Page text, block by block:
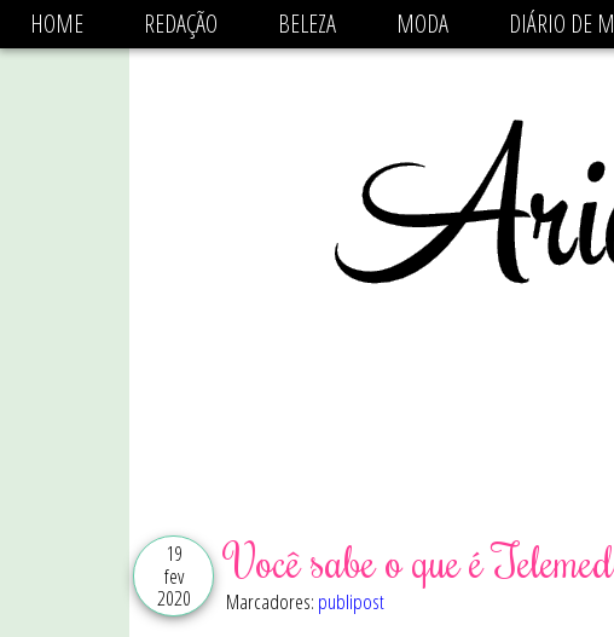
async='async' data-ad-client='ca-pub-1470782825684808'
HOME REDAÇÃO BELEZA MODA DIÁRIO DE
19
fev
2020
Você sabe o que é
Marcadores: publipost